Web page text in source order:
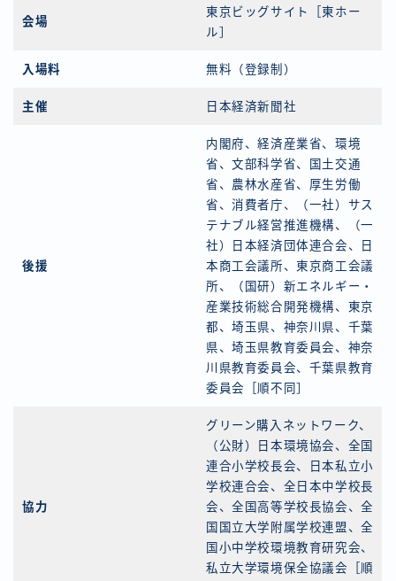
会場
東京ビッグサイト［東ホー
ル］
入場料 無料（登録制）
主催 日本経済新聞社
後援
内閣府、経済産業省、環境
省、文部科学省、国土交通
省、農林水産省、厚生労働
省、消費者庁、（一社）サス
テナブル経営推進機構、（一
社）日本経済団体連合会、日
本商工会議所、東京商工会議
所、（国研）新エネルギー・
産業技術総合開発機構、東京
都、埼玉県、神奈川県、千葉
県、埼玉県教育委員会、神奈
川県教育委員会、千葉県教育
委員会［順不同］
協力
グリーン購入ネットワーク、
（公財）日本環境協会、全国
連合小学校長会、日本私立小
学校連合会、全日本中学校長
会、全国高等学校長協会、全
国国立大学附属学校連盟、全
国小中学校環境教育研究会、
私立大学環境保全協議会［順